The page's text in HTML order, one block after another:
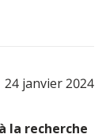
24 janvier 2024
la recherche